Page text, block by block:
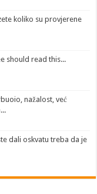
koliko su provjerene
should read this...
nažalost, već
dali oskvatu treba da je